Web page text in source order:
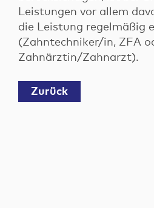
Leistungen vor allem
die Leistung regelmäßig
(Zahntechniker/in, ZFA
Zahnärztin/Zahnarzt).
Zurück